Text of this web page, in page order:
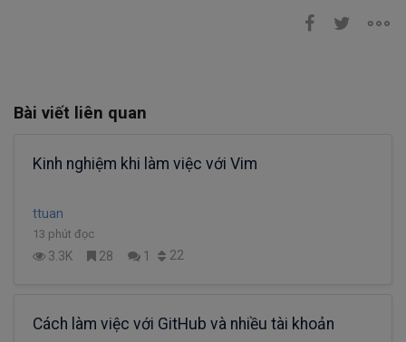
Bài viết liên quan
Kinh nghiệm khi làm việc với Vim
ttuan
13 phút đọc
3.3K 28 1 22
Cách làm việc với GitHub và nhiều tài khoản